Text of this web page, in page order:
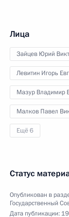
Лица
Зайцев Юрий
Левитин Игорь
Мазур Владимир
Малков Павел
Ещё 6
Статус
Опубликован в
Государственный
Дата публикации: